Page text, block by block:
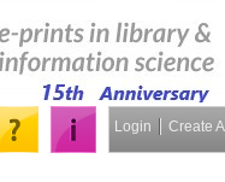
Login Create